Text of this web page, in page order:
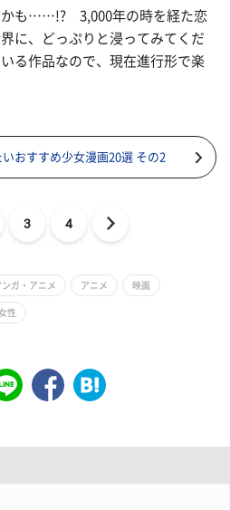
かも……!? 3,000年の時を経た恋
に、どっぷりと浸ってみてくだ
る作品なので、現在進行形で楽
おすすめ少女漫画20選 その2
3 4
ンガ・アニメ アニメ 映画
女性